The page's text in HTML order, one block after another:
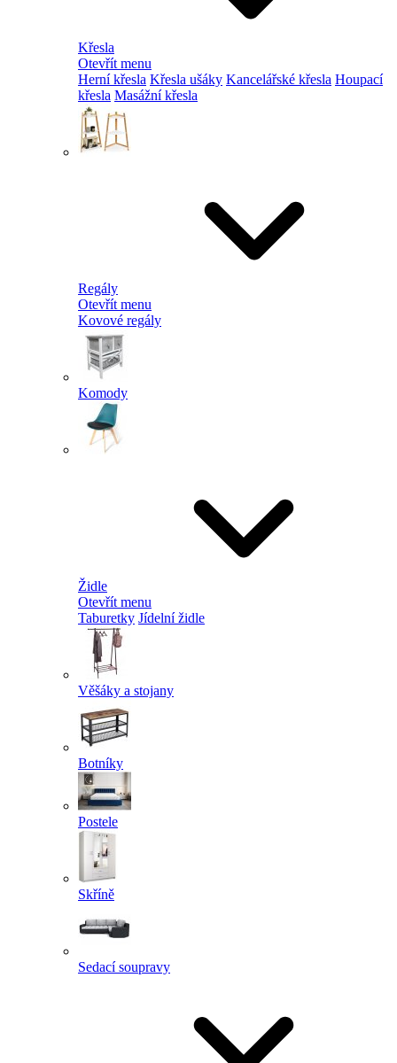
Křesla
Otevřít menu
Herní křesla Křesla ušáky Kancelářské křesla Houpací
křesla Masážní křesla
Regály
Otevřít menu
Kovové regály
Komody
Židle
Otevřít menu
Taburetky Jídelní židle
Věšáky a stojany
Botníky
Postele
Skříně
Sedací soupravy